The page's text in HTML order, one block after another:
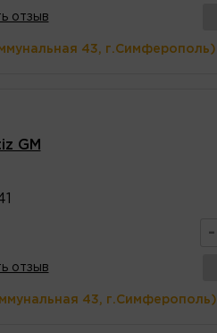
отзыв
43, г.Симферополь)
GM
-
отзыв
43, г.Симферополь)